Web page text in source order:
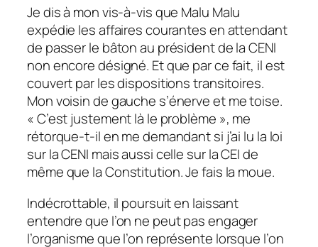
Je dis à mon vis-à-vis que Malu Malu
expédie les affaires courantes en attendant
de passer le bâton au président de la CENI
non encore désigné. Et que par ce fait, il est
couvert par les dispositions transitoires.
Mon voisin de gauche s’énerve et me toise.
« C’est justement là le problème », me
rétorque-t-il en me demandant si j’ai lu la loi
sur la CENI mais aussi celle sur la CEI de
même que la Constitution. Je fais la moue.
Indécrottable, il poursuit en laissant
entendre que l’on ne peut pas engager
l’organisme que l’on représente lorsque l’on